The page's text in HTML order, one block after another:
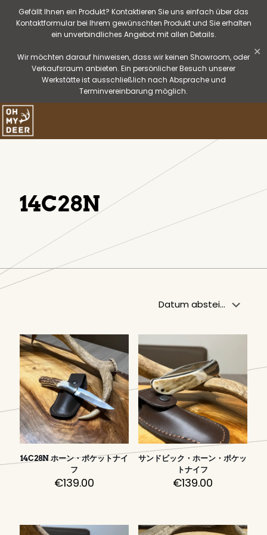
Gefällt Ihnen ein Produkt? Kontaktieren Sie uns einfach über das
Kontaktformular bei Ihrem gewünschten Produkt und Sie erhalten
ein unverbindliches Angebot mit allen Details.
Wir möchten darauf hinweisen, dass wir keinen Showroom, oder
Verkaufsraum anbieten. Ein persönlicher Besuch unserer
Werkstätte ist ausschließlich nach Absprache und
Terminvereinbarung möglich.
✕
14C28N
14C28N ホーン・ポケットナイ
フ
€139.00
サンドビック・ホーン・ポケッ
トナイフ
€139.00